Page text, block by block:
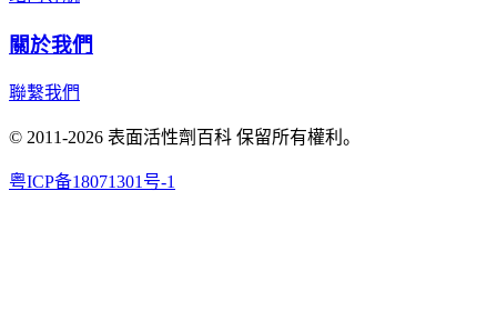
關於我們
聯繫我們
© 2011-2026 表面活性劑百科 保留所有權利。
粤ICP备18071301号-1